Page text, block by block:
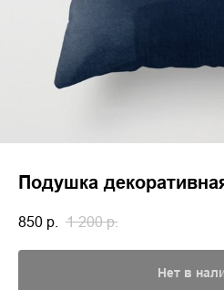
Подушка
850 р. 1 200 р.
Нет в